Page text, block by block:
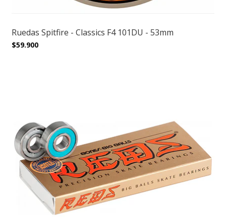
Ruedas Spitfire - Classics F4 101DU - 53mm
$59.900